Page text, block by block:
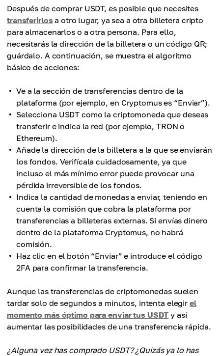
Después de comprar USDT, es posible que necesites
transferirlosa otro lugar, ya sea a otra billetera cripto
para almacenarlos o a otra persona. Para ello,
necesitarás la dirección de la billetera o un código QR;
guárdalo. A continuación, se muestra el algoritmo
básico de acciones:
Ve a la sección de transferencias dentro de la
plataforma (por ejemplo, en Cryptomus es “Enviar”).
Selecciona USDT como la criptomoneda que deseas
transferir e indica la red (por ejemplo, TRON o
Ethereum).
Añade la dirección de la billetera a la que se enviarán
los fondos. Verifícala cuidadosamente, ya que
incluso el más mínimo error puede provocar una
pérdida irreversible de los fondos.
Indica la cantidad de monedas a enviar, teniendo en
cuenta la comisión que cobra la plataforma por
transferencias a billeteras externas. Si envías dinero
dentro de la plataforma Cryptomus, no habrá
comisión.
Haz clic en el botón “Enviar” e introduce el código
2FA para confirmar la transferencia.
Aunque las transferencias de criptomonedas suelen
tardar solo de segundos a minutos, intenta elegirel
momento más óptimo para enviar tus USDT y así
aumentar las posibilidades de una transferencia rápida.
¿Alguna vez has comprado USDT? ¿Quizás ya lo has